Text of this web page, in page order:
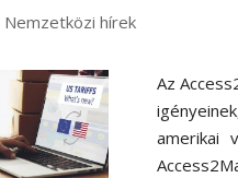
Nemzetközi hírek
Az
amerikai